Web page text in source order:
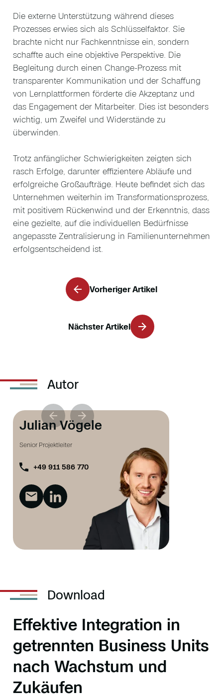
Die externe Unterstützung während dieses
Prozesses erwies sich als Schlüsselfaktor. Sie
brachte nicht nur Fachkenntnisse ein, sondern
schaffte auch eine objektive Perspektive. Die
Begleitung durch einen Change-Prozess mit
transparenter Kommunikation und der Schaffung
von Lernplattformen förderte die Akzeptanz und
das Engagement der Mitarbeiter. Dies ist besonders
wichtig, um Zweifel und Widerstände zu
überwinden.
Trotz anfänglicher Schwierigkeiten zeigten sich
rasch Erfolge, darunter effizientere Abläufe und
erfolgreiche Großaufträge. Heute befindet sich das
Unternehmen weiterhin im Transformationsprozess,
mit positivem Rückenwind und der Erkenntnis, dass
eine gezielte, auf die individuellen Bedürfnisse
angepasste Zentralisierung in Familienunternehmen
erfolgsentscheidend ist.
Vorheriger Artikel
Nächster Artikel
Autor
Julian Vögele
Senior Projektleiter
+49 911 586 770
Download
Effektive Integration in
getrennten Business Units
nach Wachstum und
Zukäufen